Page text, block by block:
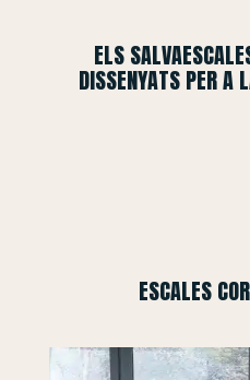
ELS
DISSENYATS PER A
ESCALES